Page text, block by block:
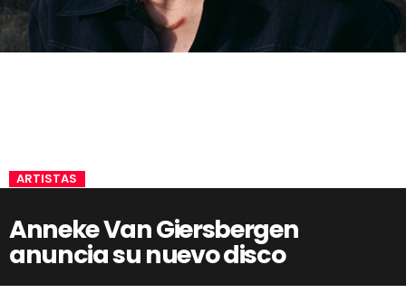
ARTISTAS
Anneke Van Giersbergen
anuncia su nuevo disco